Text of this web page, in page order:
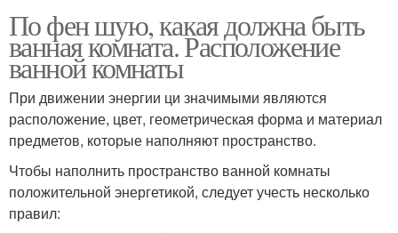
По фен шую, какая должна быть
ванная комната. Расположение
ванной комнаты
При движении энергии ци значимыми являются
расположение, цвет, геометрическая форма и материал
предметов, которые наполняют пространство.
Чтобы наполнить пространство ванной комнаты
положительной энергетикой, следует учесть несколько
правил: